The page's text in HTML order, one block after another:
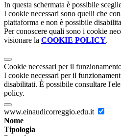
In questa schermata è possibile
I cookie necessari sono quelli che
piattaforma e non è possibile
Per conoscere quali sono i cookie
visionare la COOKIE POLICY.
Cookie necessari per il
I cookie necessari per il
disabilitati. È possibile consultare
policy.
www.einaudicorreggio.edu.it
Nome
Tipologia